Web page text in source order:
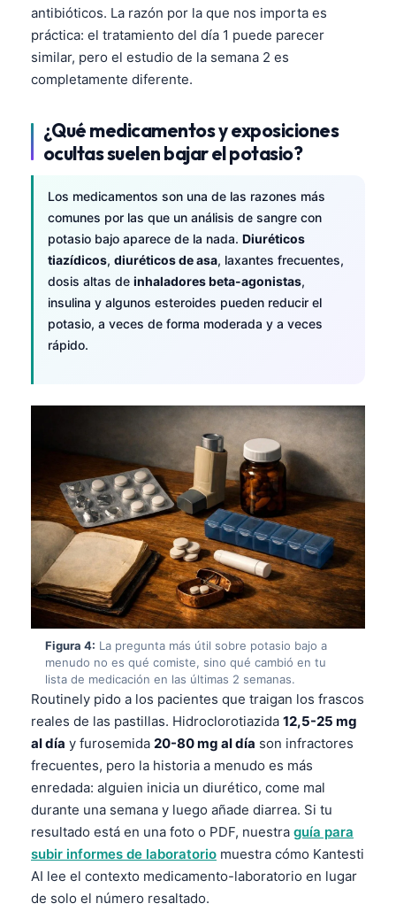
antibióticos. La razón por la que nos importa es
práctica: el tratamiento del día 1 puede parecer
similar, pero el estudio de la semana 2 es
completamente diferente.
¿Qué medicamentos y exposiciones
ocultas suelen bajar el potasio?
Los medicamentos son una de las razones más
comunes por las que un análisis de sangre con
potasio bajo aparece de la nada. Diuréticos
tiazídicos, diuréticos de asa, laxantes frecuentes,
dosis altas de inhaladores beta-agonistas,
insulina y algunos esteroides pueden reducir el
potasio, a veces de forma moderada y a veces
rápido.
Figura 4: La pregunta más útil sobre potasio bajo a
menudo no es qué comiste, sino qué cambió en tu
lista de medicación en las últimas 2 semanas.
Routinely pido a los pacientes que traigan los frascos
reales de las pastillas. Hidroclorotiazida 12,5-25 mg
al día y furosemida 20-80 mg al día son infractores
frecuentes, pero la historia a menudo es más
enredada: alguien inicia un diurético, come mal
durante una semana y luego añade diarrea. Si tu
resultado está en una foto o PDF, nuestra guía para
subir informes de laboratorio muestra cómo Kantesti
AI lee el contexto medicamento-laboratorio en lugar
de solo el número resaltado.